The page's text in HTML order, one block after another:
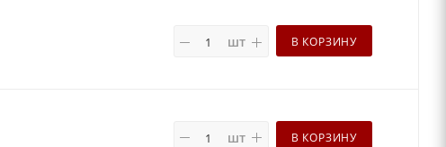
шт В КОРЗИНУ
шт В КОРЗИНУ